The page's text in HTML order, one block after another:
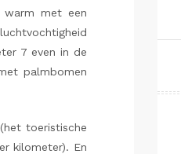
warm met een
7 even in de
palmbomen
toeristische
kilometer). En